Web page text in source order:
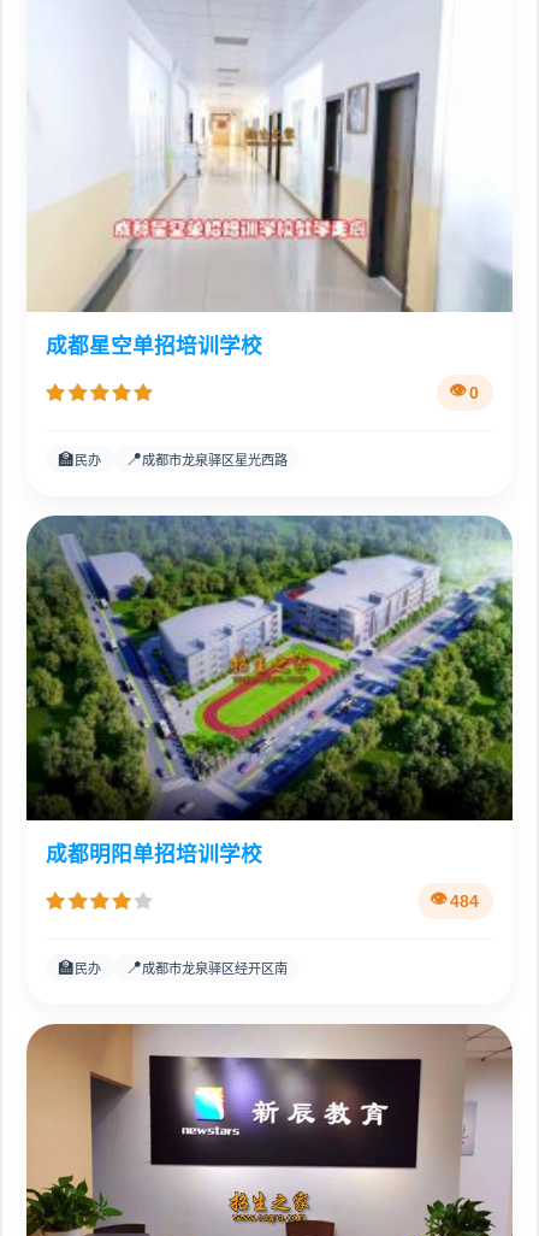
成都星空单招培训学校
0
🏫 民办 📍成都市龙泉驿区星光西路
成都明阳单招培训学校
484
🏫 民办 📍成都市龙泉驿区经开区南